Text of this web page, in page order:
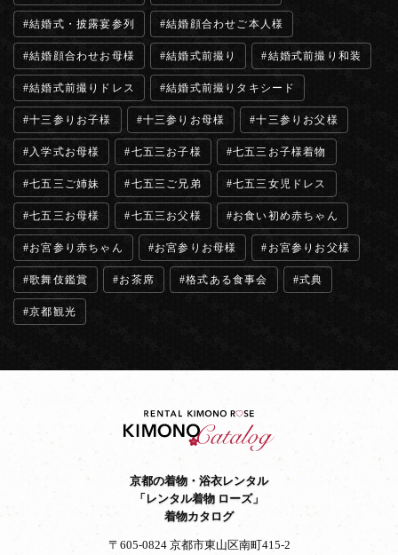
結婚式・披露宴参列 結婚顔合わせご本人様
結婚顔合わせお母様 結婚式前撮り 結婚式前撮り和装
結婚式前撮りドレス 結婚式前撮りタキシード
十三参りお子様 十三参りお母様 十三参りお父様
入学式お母様 七五三お子様 七五三お子様着物
七五三ご姉妹 七五三ご兄弟 七五三女児ドレス
七五三お母様 七五三お父様 お食い初め赤ちゃん
お宮参り赤ちゃん お宮参りお母様 お宮参りお父様
歌舞伎鑑賞 お茶席 格式ある食事会 式典
京都観光
京都の着物・浴衣レンタル
「レンタル着物 ローズ」
着物カタログ
〒605-0824 京都市東山区南町415-2